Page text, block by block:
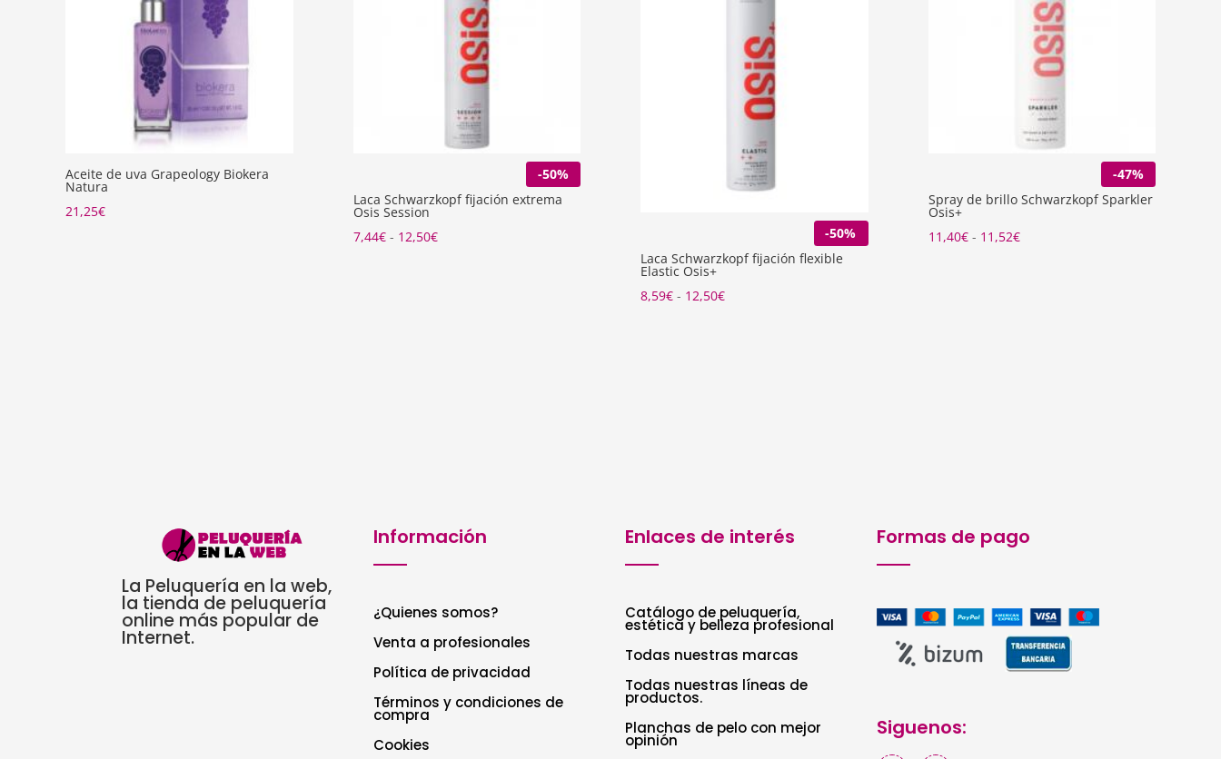
Aceite de uva Grapeology Biokera
Natura
21,25€
-50%
Laca Schwarzkopf fijación extrema
Osis Session
7,44€ - 12,50€Rango
-50%
Laca Schwarzkopf fijación flexible
Elastic Osis+
8,59€ - 12,50€Rango
-47%
Spray de brillo Schwarzkopf Sparkler
Osis+
11,40€ - 11,52€Rango
La Peluquería en la web,
la tienda de peluquería
online más popular de
Internet.
Información
¿Quienes somos?
Venta a profesionales
Política de privacidad
Términos y condiciones de
compra
Cookies
Enlaces de interés
Catálogo de peluquería,
estética y belleza profesional
Todas nuestras marcas
Todas nuestras líneas de
productos.
Planchas de pelo con mejor
opinión
Formas de pago
Siguenos: